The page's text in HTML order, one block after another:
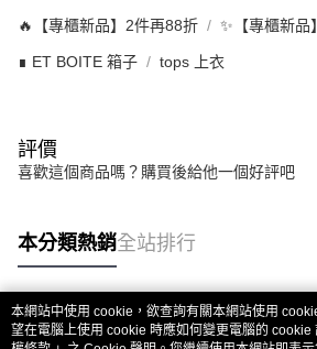
🔥【專櫃新品】2件再88折 ✨【專櫃新品
∎ ET BOITE 箱子 tops 上衣
評價
喜歡這個商品嗎？購買後給他一個好評吧
本分類熱銷全站排行
熱門標籤
本網站中使用 cookie，欲查詢有關本網站使用
望在電腦上使用 cookie 時應如何變更電腦的 cookie